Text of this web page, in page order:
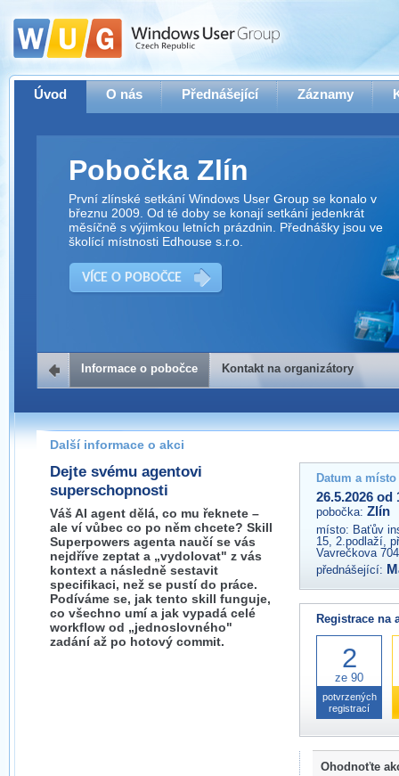
Úvod O nás Přednášející Záznamy
Pobočka Zlín
První zlínské setkání Windows User Group se konalo v
březnu 2009. Od té doby se konají setkání jedenkrát
měsíčně s výjimkou letních prázdnin. Přednášky jsou ve
školící místnosti Edhouse s.r.o.
VÍCE O POBOČCE
Kontakt na organizátory
Pokud máte jakýkoliv dotaz na organizátory této akce,
prosím neváhejte nás kontaktovat na e-mailu:
zlin@wug.cz
Informace o pobočce Kontakt na organizátory
Další informace o akci
Dejte svému agentovi
superschopnosti
Váš AI agent dělá, co mu řeknete –
ale ví vůbec co po něm chcete? Skill
Superpowers agenta naučí se vás
nejdříve zeptat a „vydolovat" z vás
kontext a následně sestavit
specifikaci, než se pustí do práce.
Podíváme se, jak tento skill funguje,
co všechno umí a jak vypadá celé
workflow od „jednoslovného"
zadání až po hotový commit.
Datum a
26.5.2026 od
pobočka: Zlín
místo: Baťův
15, 2.podlaží,
Vavrečkova
přednášející:
Registrace na
2
ze 90
potvrzených
registrací
Ohodnoťte